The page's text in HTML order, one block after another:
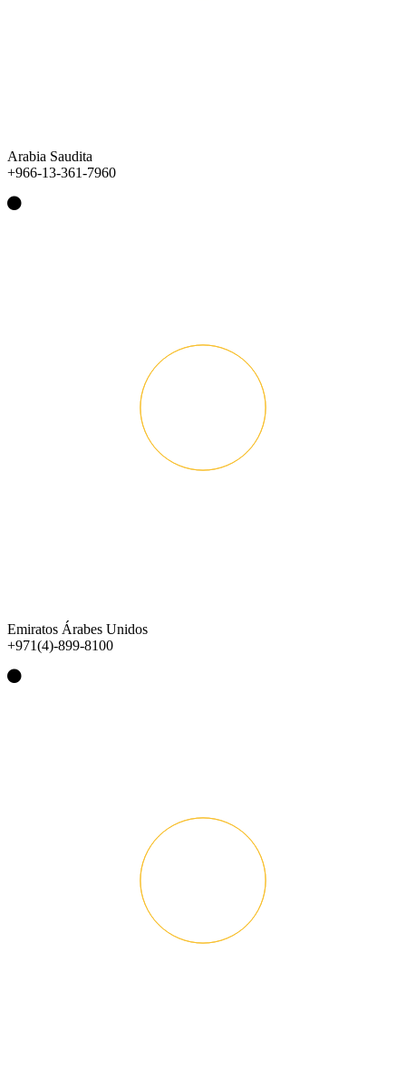
Arabia Saudita
+966-13-361-7960
Emiratos Árabes Unidos
+971(4)-899-8100